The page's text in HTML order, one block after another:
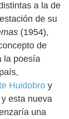
a la de
de su
(1954),
de
la poesía
Huidobro y
esta nueva
una